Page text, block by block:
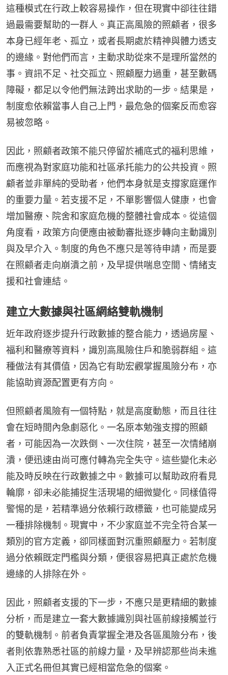
這種模式在行政上較容易操作，但在現實中卻往往錯
過最需要幫助的一群人。真正高風險的照顧者，很多
本身已經年老、孤立，或者長期處於精神與體力透支
的邊緣。對他們而言，主動求助從來不是理所當然的
事。資訊不足、社交孤立、照顧壓力過重，甚至數碼
障礙，都足以令他們無法跨出求助的一步。結果是，
制度愈依賴當事人自己上門，最危急的個案反而愈容
易被忽略。
因此，照顧者政策不能只停留於補底式的福利思維，
而應視為對家庭功能和社區承托能力的公共投資。照
顧者並非單純的受助者，他們本身就是支撐家庭運作
的重要力量。若支援不足，不單影響個人健康，也會
增加醫療、院舍和家庭危機的整體社會成本。從這個
角度看，政策方向便應由被動審批逐步轉向主動識別
與及早介入。制度的角色不應只是等待申請，而是要
在照顧者走向崩潰之前，及早提供喘息空間、情緒支
援和社會連結。
建立大數據與社區網絡雙軌機制
近年政府逐步提升行政數據的整合能力，透過房屋、
福利和醫療等資料，識別高風險住戶和脆弱群組。這
種做法有其價值，因為它有助宏觀掌握風險分布，亦
能協助資源配置更有方向。
但照顧者風險有一個特點，就是高度動態，而且往往
會在短時間內急劇惡化。一名原本勉強支撐的照顧
者，可能因為一次跌倒、一次住院，甚至一次情緒崩
潰，便迅速由尚可應付轉為完全失守。這些變化未必
能及時反映在行政數據之中。數據可以幫助政府看見
輪廓，卻未必能捕捉生活現場的細微變化。同樣值得
警惕的是，若精準過分依賴行政標籤，也可能變成另
一種排除機制。現實中，不少家庭並不完全符合某一
類別的官方定義，卻同樣面對沉重照顧壓力。若制度
過分依賴既定門檻與分類，便很容易把真正處於危機
邊緣的人排除在外。
因此，照顧者支援的下一步，不應只是更精細的數據
分析，而是建立一套大數據識別與社區前線接觸並行
的雙軌機制。前者負責掌握全港及各區風險分布，後
者則依靠熟悉社區的前線力量，及早辨認那些尚未進
入正式名冊但其實已經相當危急的個案。